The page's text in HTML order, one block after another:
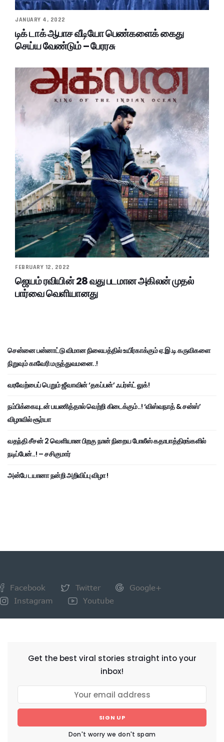
JANUARY 4, 2022
டிக் டாக் ஆபாச வீடியோ பெண்களைக் கைது
செய்ய வேண்டும் – பேரரசு
FEBRUARY 12, 2022
ஜெயம் ரவியின் 28 வது படமான அகிலன் முதல்
பார்வை வெளியானது
சென்னை பன்னாட்டு விமான நிலையத்தில் உயிர்காக்கும் ஏ.இ.டி கருவிகளை
நிறுவும் காவேரி மருத்துவமனை..!
வரவேற்பைப் பெறும் ஜீவாவின் ‘தகப்பன்’ ஃபர்ஸ்ட் லுக்!
நம்பிக்கையுடன் பயணித்தால் வெற்றி கிடைக்கும்..! ‘விஸ்வநாத் & சன்ஸ்’
விழாவில் சூர்யா
வதந்தி சீசன் 2 வெளியான பிறகு நான் நிறைய போலீஸ் கதாபாத்திரங்களில்
நடிப்பேன்..! – சசிகுமார்
அன்பே டயானா நன்றி அறிவிப்பு விழா !
Facebook Twitter
Google+
Instagram
Youtube
Get the best viral stories straight into your
inbox!
SIGN UP
Don't worry we don't spam